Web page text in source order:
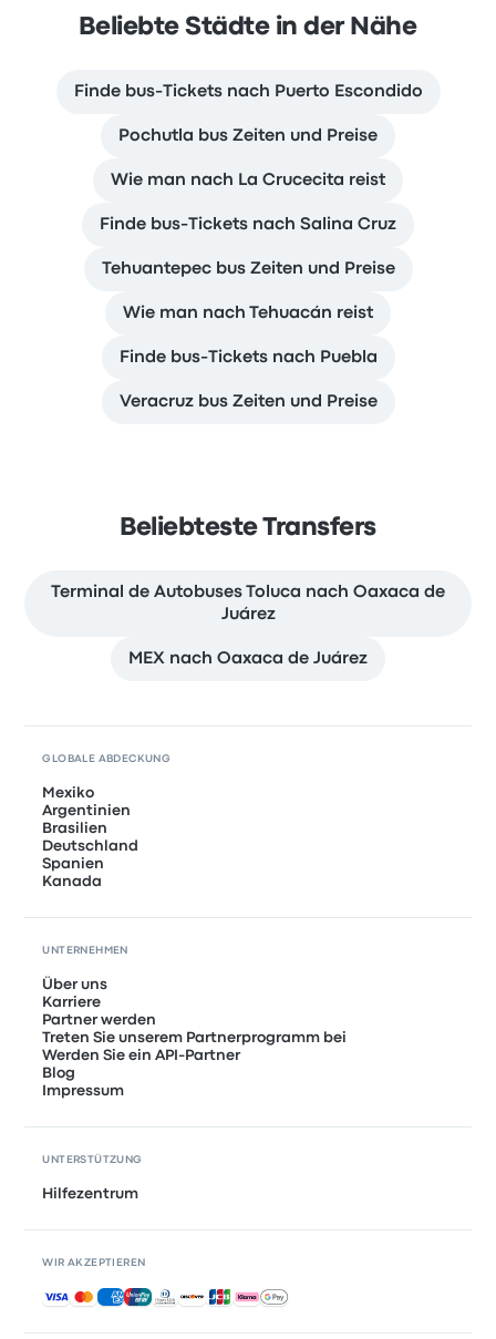
Beliebte Städte in der Nähe
Finde bus-Tickets nach Puerto Escondido
Pochutla bus Zeiten und Preise
Wie man nach La Crucecita reist
Finde bus-Tickets nach Salina Cruz
Tehuantepec bus Zeiten und Preise
Wie man nach Tehuacán reist
Finde bus-Tickets nach Puebla
Veracruz bus Zeiten und Preise
Beliebteste Transfers
Terminal de Autobuses Toluca nach Oaxaca de
Juárez
MEX nach Oaxaca de Juárez
GLOBALE ABDECKUNG
Mexiko
Argentinien
Brasilien
Deutschland
Spanien
Kanada
UNTERNEHMEN
Über uns
Karriere
Partner werden
Treten Sie unserem Partnerprogramm bei
Werden Sie ein API-Partner
Blog
Impressum
UNTERSTÜTZUNG
Hilfezentrum
WIR AKZEPTIEREN
Akzeptierte Zahlungsmethoden